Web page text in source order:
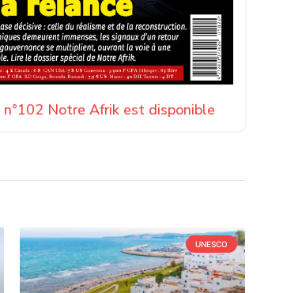
n°102 Notre Afrik est disponible
UNESCO